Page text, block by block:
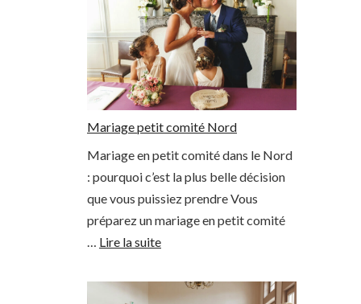
Mariage petit comité Nord
Mariage en petit comité dans le Nord
: pourquoi c’est la plus belle décision
que vous puissiez prendre Vous
préparez un mariage en petit comité
… Lire la suite